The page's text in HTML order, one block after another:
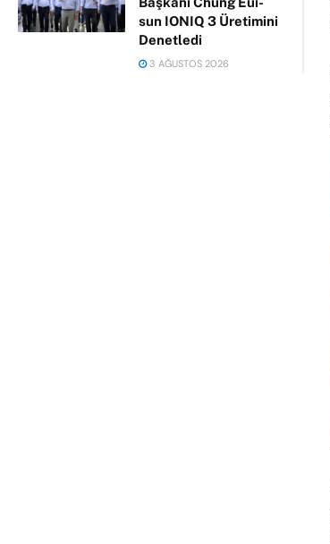
sun IONIQ 3 Üretimini
Denetledi
3 AĞUSTOS 2026